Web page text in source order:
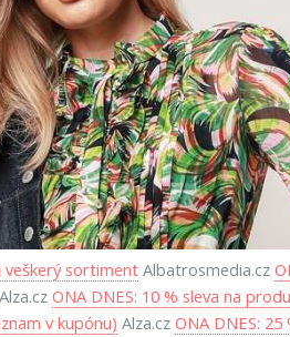
veškerý sortimentAlbatrosmedia.cz
Alza.cz ONA DNES: 10 % sleva na
v kupónu) Alza.cz ONA DNES: